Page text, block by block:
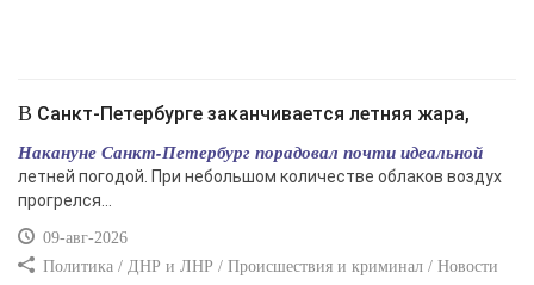
В Санкт-Петербурге заканчивается летняя жара,
Накануне Санкт-Петербург порадовал почти идеальной
летней погодой. При небольшом количестве облаков воздух
прогрелся...
09-авг-2026
Политика / ДНР и ЛНР / Происшествия и криминал / Новости